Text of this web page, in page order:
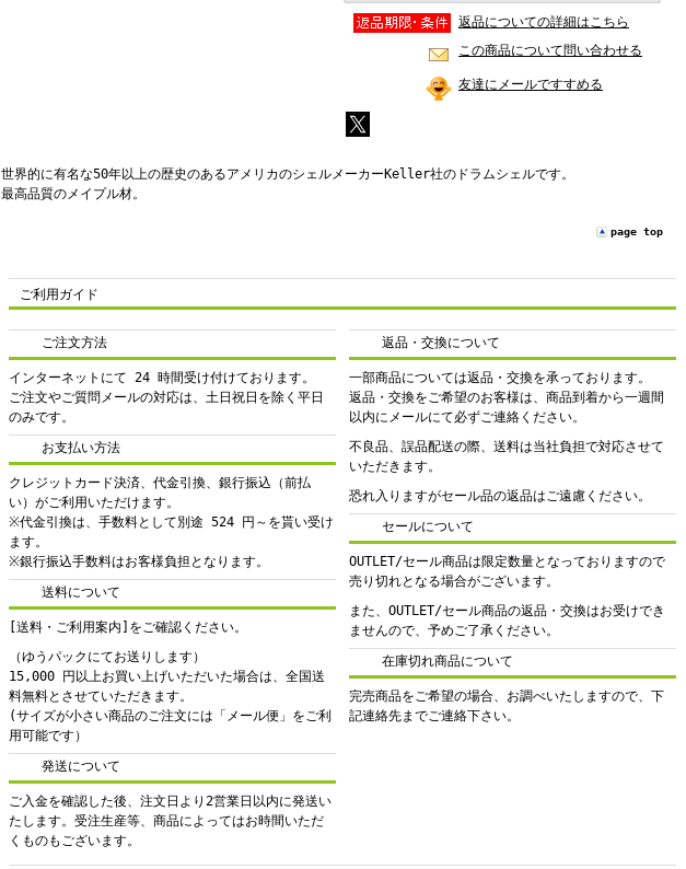
返品についての詳細はこちら
この商品について問い合わせる
友達にメールですすめる
世界的に有名な50年以上の歴史のあるアメリカのシェルメーカーKeller社のドラムシェルです。
最高品質のメイプル材。
page top
ご利用ガイド
ご注文方法
インターネットにて 24 時間受け付けております。
ご注文やご質問メールの対応は、土日祝日を除く平日
のみです。
お支払い方法
クレジットカード決済、代金引換、銀行振込（前払
い）がご利用いただけます。
※代金引換は、手数料として別途 524 円～を貰い受け
ます。
※銀行振込手数料はお客様負担となります。
送料について
[送料・ご利用案内]をご確認ください。
（ゆうパックにてお送りします）
15,000 円以上お買い上げいただいた場合は、全国送
料無料とさせていただきます。
(サイズが小さい商品のご注文には「メール便」をご利
用可能です）
発送について
ご入金を確認した後、注文日より2営業日以内に発送い
たします。受注生産等、商品によってはお時間いただ
くものもございます。
返品・交換について
一部商品については返品・交換を承っております。
返品・交換をご希望のお客様は、商品到着から一週間
以内にメールにて必ずご連絡ください。
不良品、誤品配送の際、送料は当社負担で対応させて
いただきます。
恐れ入りますがセール品の返品はご遠慮ください。
セールについて
OUTLET/セール商品は限定数量となっておりますので
売り切れとなる場合がございます。
また、OUTLET/セール商品の返品・交換はお受けでき
ませんので、予めご了承ください。
在庫切れ商品について
完売商品をご希望の場合、お調べいたしますので、下
記連絡先までご連絡下さい。